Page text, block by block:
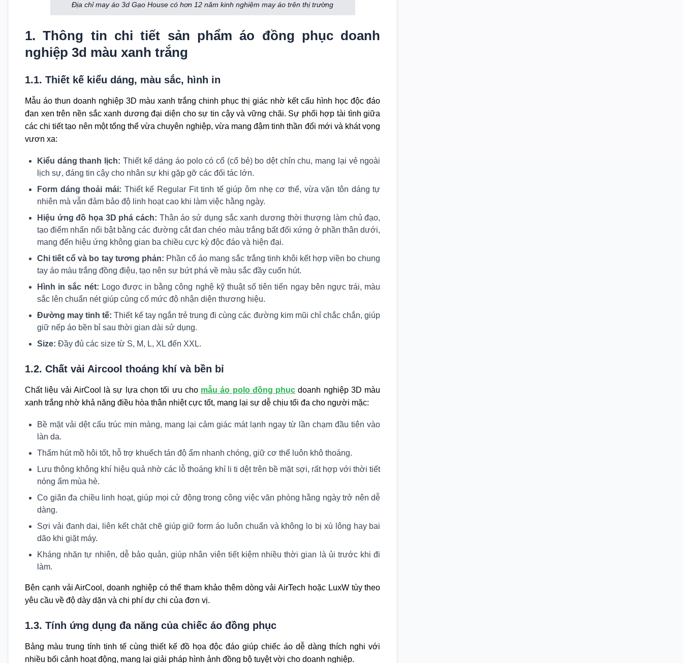
Địa chỉ may áo 3d Gạo House có hơn 12 năm kinh nghiệm may áo trên thị trường
1. Thông tin chi tiết sản phẩm áo đồng phục doanh
nghiệp 3d màu xanh trắng
1.1. Thiết kế kiểu dáng, màu sắc, hình in
Mẫu áo thun doanh nghiệp 3D màu xanh trắng chinh phục thị giác nhờ kết cấu hình học độc đáo
đan xen trên nền sắc xanh dương đại diện cho sự tin cậy và vững chãi. Sự phối hợp tài tình giữa
các chi tiết tạo nên một tổng thể vừa chuyên nghiệp, vừa mang đậm tinh thần đổi mới và khát vọng
vươn xa:
Kiểu dáng thanh lịch: Thiết kế dáng áo polo có cổ (cổ bẻ) bo dệt chỉn chu, mang lại vẻ ngoài
lịch sự, đáng tin cậy cho nhân sự khi gặp gỡ các đối tác lớn.
Form dáng thoải mái: Thiết kế Regular Fit tinh tế giúp ôm nhẹ cơ thể, vừa vặn tôn dáng tự
nhiên mà vẫn đảm bảo độ linh hoạt cao khi làm việc hằng ngày.
Hiệu ứng đồ họa 3D phá cách: Thân áo sử dụng sắc xanh dương thời thượng làm chủ đạo,
tạo điểm nhấn nổi bật bằng các đường cắt đan chéo màu trắng bất đối xứng ở phần thân dưới,
mang đến hiệu ứng không gian ba chiều cực kỳ độc đáo và hiện đại.
Chi tiết cổ và bo tay tương phản: Phần cổ áo mang sắc trắng tinh khôi kết hợp viền bo chung
tay áo màu trắng đồng điệu, tạo nên sự bứt phá về màu sắc đầy cuốn hút.
Hình in sắc nét: Logo được in bằng công nghệ kỹ thuật số tiên tiến ngay bên ngực trái, màu
sắc lên chuẩn nét giúp củng cố mức độ nhận diện thương hiệu.
Đường may tinh tế: Thiết kế tay ngắn trẻ trung đi cùng các đường kim mũi chỉ chắc chắn, giúp
giữ nếp áo bền bỉ sau thời gian dài sử dụng.
Size: Đầy đủ các size từ S, M, L, XL đến XXL.
1.2. Chất vải Aircool thoáng khí và bền bỉ
Chất liệu vải AirCool là sự lựa chọn tối ưu cho mẫu áo polo đồng phục doanh nghiệp 3D màu
xanh trắng nhờ khả năng điều hòa thân nhiệt cực tốt, mang lại sự dễ chịu tối đa cho người mặc:
Bề mặt vải dệt cấu trúc mịn màng, mang lại cảm giác mát lạnh ngay từ lần chạm đầu tiên vào
làn da.
Thấm hút mồ hôi tốt, hỗ trợ khuếch tán độ ẩm nhanh chóng, giữ cơ thể luôn khô thoáng.
Lưu thông không khí hiệu quả nhờ các lỗ thoáng khí li ti dệt trên bề mặt sợi, rất hợp với thời tiết
nóng ẩm mùa hè.
Co giãn đa chiều linh hoạt, giúp mọi cử động trong công việc văn phòng hằng ngày trở nên dễ
dàng.
Sợi vải đanh dai, liên kết chặt chẽ giúp giữ form áo luôn chuẩn và không lo bị xù lông hay bai
dão khi giặt máy.
Kháng nhăn tự nhiên, dễ bảo quản, giúp nhân viên tiết kiệm nhiều thời gian là ủi trước khi đi
làm.
Bên cạnh vải AirCool, doanh nghiệp có thể tham khảo thêm dòng vải AirTech hoặc LuxW tùy theo
yêu cầu về độ dày dặn và chi phí dự chi của đơn vị.
1.3. Tính ứng dụng đa năng của chiếc áo đồng phục
Bảng màu trung tính tinh tế cùng thiết kế đồ họa độc đáo giúp chiếc áo dễ dàng thích nghi với
nhiều bối cảnh hoạt động, mang lại giải pháp hình ảnh đồng bộ tuyệt vời cho doanh nghiệp.